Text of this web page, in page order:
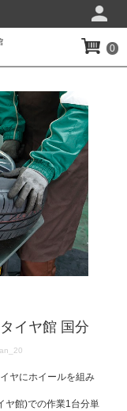
0
イヤ館 国分
ヤにホイールを組み
ヤ館)での作業1台分単